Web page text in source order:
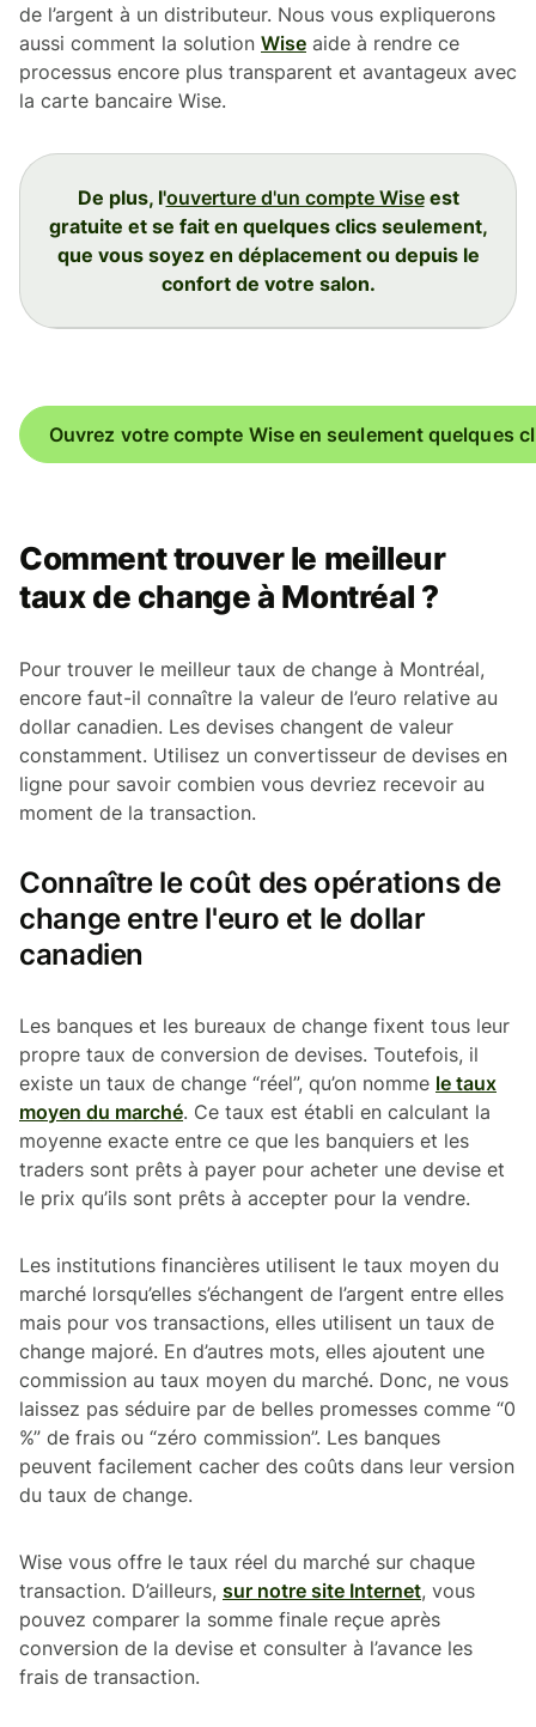
de l’argent à un distributeur. Nous vous expliquerons
aussi comment la solution Wise aide à rendre ce
processus encore plus transparent et avantageux avec
la carte bancaire Wise.
De plus, l'ouverture d'un compte Wiseest
gratuite et se fait en quelques clics seulement,
que vous soyez en déplacement ou depuis le
confort de votre salon.
Ouvrez votre compte Wise en seulement quelques
Comment trouver le meilleur
taux de change à Montréal ?
Pour trouver le meilleur taux de change à Montréal,
encore faut-il connaître la valeur de l’euro relative au
dollar canadien. Les devises changent de valeur
constamment. Utilisez un convertisseur de devises en
ligne pour savoir combien vous devriez recevoir au
moment de la transaction.
Connaître le coût des opérations de
change entre l'euro et le dollar
canadien
Les banques et les bureaux de change fixent tous leur
propre taux de conversion de devises. Toutefois, il
existe un taux de change “réel”, qu’on nomme le taux
moyen du marché. Ce taux est établi en calculant la
moyenne exacte entre ce que les banquiers et les
traders sont prêts à payer pour acheter une devise et
le prix qu’ils sont prêts à accepter pour la vendre.
Les institutions financières utilisent le taux moyen du
marché lorsqu’elles s’échangent de l’argent entre elles
mais pour vos transactions, elles utilisent un taux de
change majoré. En d’autres mots, elles ajoutent une
commission au taux moyen du marché. Donc, ne vous
laissez pas séduire par de belles promesses comme “0
%” de frais ou “zéro commission”. Les banques
peuvent facilement cacher des coûts dans leur version
du taux de change.
Wise vous offre le taux réel du marché sur chaque
transaction. D’ailleurs, sur notre site Internet, vous
pouvez comparer la somme finale reçue après
conversion de la devise et consulter à l’avance les
frais de transaction.